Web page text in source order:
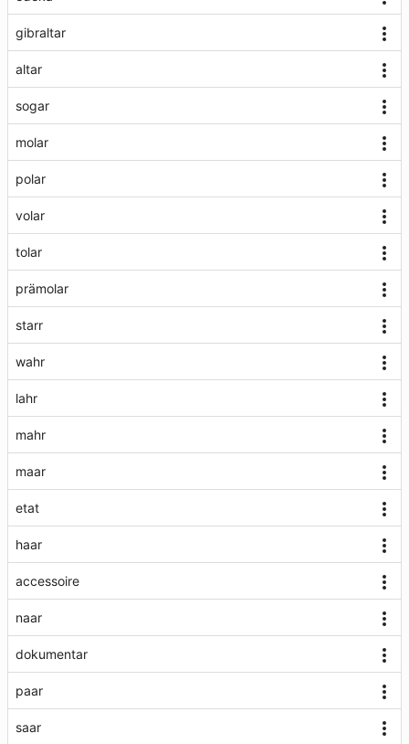
gibraltar
altar
sogar
molar
polar
volar
tolar
prämolar
starr
wahr
lahr
mahr
maar
etat
haar
accessoire
naar
dokumentar
paar
saar